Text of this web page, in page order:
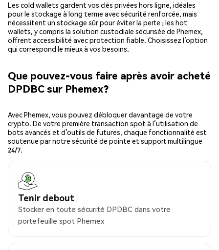
Les cold wallets gardent vos clés privées hors ligne, idéales
pour le stockage à long terme avec sécurité renforcée, mais
nécessitent un stockage sûr pour éviter la perte ; les hot
wallets, y compris la solution custodiale sécurisée de Phemex,
offrent accessibilité avec protection fiable. Choisissez l’option
qui correspond le mieux à vos besoins.
Que pouvez-vous faire après avoir acheté
DPDBC sur Phemex?
Avec Phemex, vous pouvez débloquer davantage de votre
crypto. De votre première transaction spot à l’utilisation de
bots avancés et d’outils de futures, chaque fonctionnalité est
soutenue par notre sécurité de pointe et support multilingue
24/7.
Tenir debout
Stocker en toute sécurité DPDBC dans votre
portefeuille spot Phemex